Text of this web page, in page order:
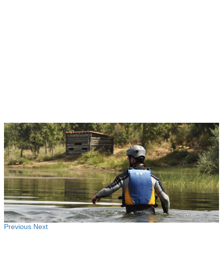
Previous Next